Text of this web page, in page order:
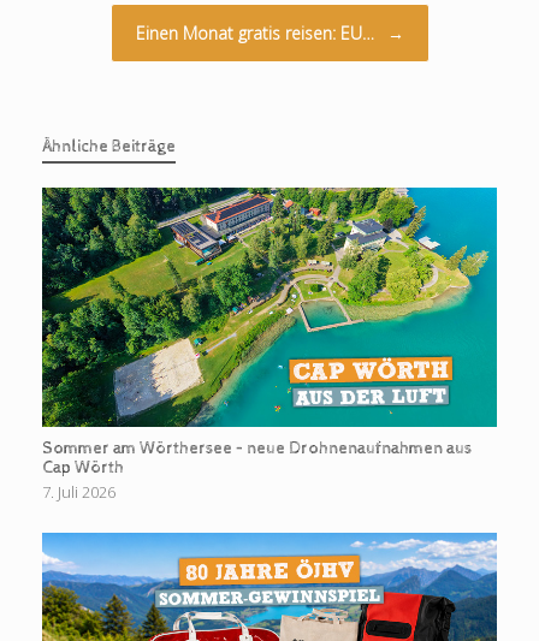
Einen Monat gratis reisen: EU… →
Ähnliche Beiträge
Sommer am Wörthersee – neue Drohnenaufnahmen aus
Cap Wörth
7. Juli 2026